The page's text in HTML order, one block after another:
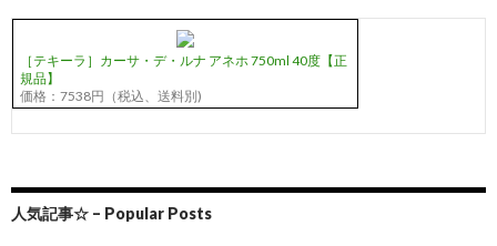
［テキーラ］カーサ・デ・ルナ アネホ 750ml 40度【正
規品】
価格：7538円（税込、送料別)
人気記事☆ – Popular Posts